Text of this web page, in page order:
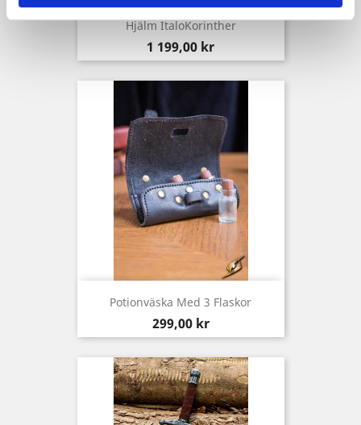
Hjälm ItaloKorinther
Pris
1 199,00 kr
Potionväska Med 3 Flaskor
Pris
299,00 kr